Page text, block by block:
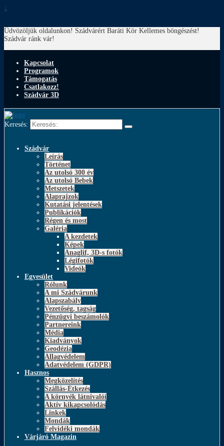
↓
Üdvözöljük oldalunkon! Szádvárért Baráti Kör Kellemes böngészést!
Szádvár ránk vár!
Kapcsolat
Programok
Támogatás
Csatlakozz!
Szádvár 3D
Keresés:
Szádvár
Leírás
Történet
Az utolsó 300 év
Az utolsó Bebek
Metszetek
Alaprajzok
Kutatási jelentések
Publikációk
Régen és most
Galéria
A kezdetek
Képek
Anaglif, 3D-s fotók
Légifotók
Videók
Egyesület
Rólunk
A mi Szádvárunk
Alapszabály
Vezetőség, tagság
Pénzügyi beszámolók
Partnereink
Média
Kiadványok
Geodézia
Állagvédelem
Adatvédelem (GDPR)
Hasznos
Megközelítés
Szállás-Étkezés
A környék látnivalói
Aktív kikapcsolódás
Linkek
Mondák
Felvidéki mondák
Várjáró Magazin